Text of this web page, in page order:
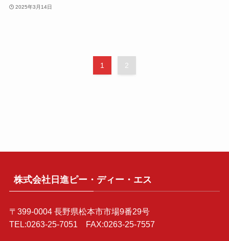
2025年3月14日
1 2
株式会社日進ピー・ディー・エス
〒399-0004 長野県松本市市場9番29号
TEL:0263-25-7051 FAX:0263-25-7557